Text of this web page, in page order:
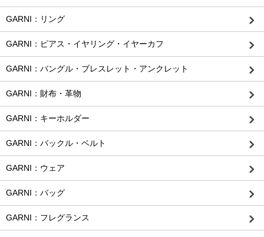
GARNI：リング
GARNI：ピアス・イヤリング・イヤーカフ
GARNI：バングル・ブレスレット・アンクレット
GARNI：財布・革物
GARNI：キーホルダー
GARNI：バックル・ベルト
GARNI：ウェア
GARNI：バッグ
GARNI：フレグランス